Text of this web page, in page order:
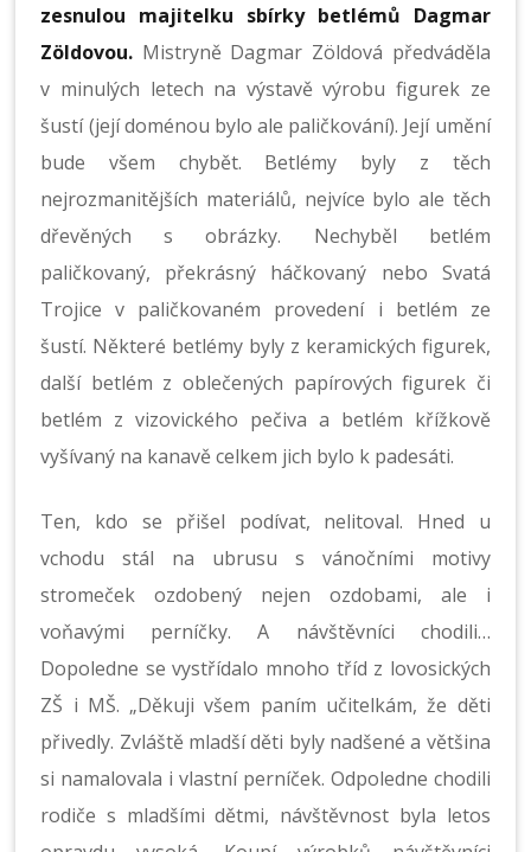
zesnulou majitelku sbírky betlémů Dagmar
Zöldovou. Mistryně Dagmar Zöldová předváděla
v minulých letech na výstavě výrobu figurek ze
šustí (její doménou bylo ale paličkování). Její umění
bude všem chybět. Betlémy byly z těch
nejrozmanitějších materiálů, nejvíce bylo ale těch
dřevěných s obrázky. Nechyběl betlém
paličkovaný, překrásný háčkovaný nebo Svatá
Trojice v paličkovaném provedení i betlém ze
šustí. Některé betlémy byly z keramických figurek,
další betlém z oblečených papírových figurek či
betlém z vizovického pečiva a betlém křížkově
vyšívaný na kanavě celkem jich bylo k padesáti.
Ten, kdo se přišel podívat, nelitoval. Hned u
vchodu stál na ubrusu s vánočními motivy
stromeček ozdobený nejen ozdobami, ale i
voňavými perníčky. A návštěvníci chodili…
Dopoledne se vystřídalo mnoho tříd z lovosických
ZŠ i MŠ. „Děkuji všem paním učitelkám, že děti
přivedly. Zvláště mladší děti byly nadšené a většina
si namalovala i vlastní perníček. Odpoledne chodili
rodiče s mladšími dětmi, návštěvnost byla letos